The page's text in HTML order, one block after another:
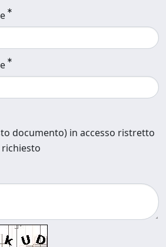
documento) in accesso ristretto
richiesto